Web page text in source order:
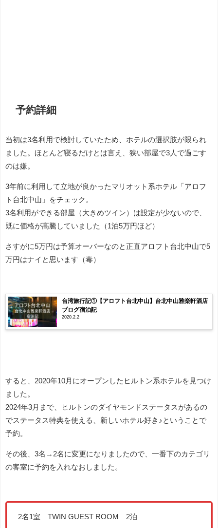
予約詳細
当初は3名利用で検討していたため、ホテルの選択肢が限られ
ました。ほとんど寝るだけとは言え、狭い部屋で3人で過ごす
のは嫌。
3年前に利用して立地が良かったマリオット系ホテル「アロフ
ト台北中山」をチェック。
3名利用ができる部屋（大きめツイン）は設定が少ないので、
既に価格が高騰していました（1泊5万円ほど）
さすがに5万円は予算オーバーなのと正直アロフト台北中山で5
万円はナイと思います（毒）
台湾旅行記①【アロフト台北中山】台北中山雅楽軒酒店
ブログ宿泊記
2020.2.2
すると、2020年10月にオープンしたヒルトン系ホテルを見つけ
ました。
2024年3月まで、ヒルトンのダイヤモンドステータスがあるの
でステータス特典を使える、新しいホテル好き♪ということで
予約。
その後、3名→2名に変更になりましたので、一番下のカテゴリ
の客室に予約を入れなおしました。
2名1室 TWIN GUEST ROOM 2泊